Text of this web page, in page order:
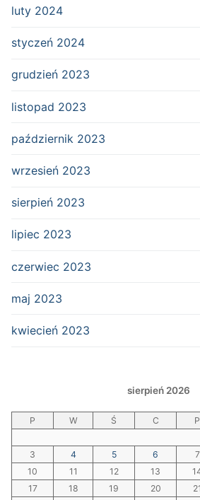
luty 2024
styczeń 2024
grudzień 2023
listopad 2023
październik 2023
wrzesień 2023
sierpień 2023
lipiec 2023
czerwiec 2023
maj 2023
kwiecień 2023
sierpień 2026
P W Ś C P
3
4 5 6 7
10
11 12 13
17
18 19 20 21